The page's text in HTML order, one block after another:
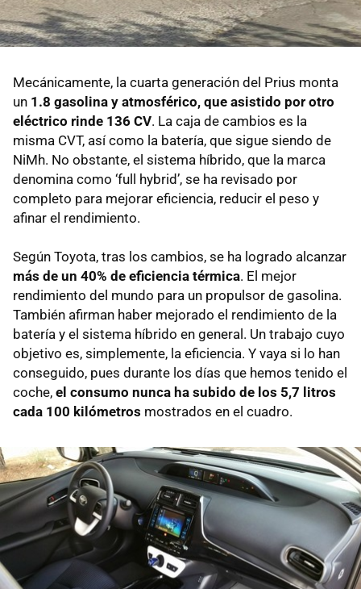
Mecánicamente, la cuarta generación del Prius monta
un 1.8 gasolina y atmosférico, que asistido por otro
eléctrico rinde 136 CV. La caja de cambios es la
misma CVT, así como la batería, que sigue siendo de
NiMh. No obstante, el sistema híbrido, que la marca
denomina como ‘full hybrid’, se ha revisado por
completo para mejorar eficiencia, reducir el peso y
afinar el rendimiento.
Según Toyota, tras los cambios, se ha logrado alcanzar
más de un 40% de eficiencia térmica. El mejor
rendimiento del mundo para un propulsor de gasolina.
También afirman haber mejorado el rendimiento de la
batería y el sistema híbrido en general. Un trabajo cuyo
objetivo es, simplemente, la eficiencia. Y vaya si lo han
conseguido, pues durante los días que hemos tenido el
coche, el consumo nunca ha subido de los 5,7 litros
cada 100 kilómetros mostrados en el cuadro.